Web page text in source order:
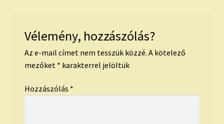
Vélemény, hozzászólás?
Az e-mail címet nem tesszük közzé. A kötelező
mezőket * karakterrel jelöltük
Hozzászólás *